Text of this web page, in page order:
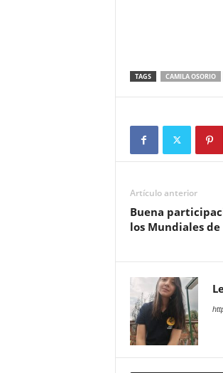
TAGS CAMILA OSORIO
Artículo anterior
Buena
los Mundiales